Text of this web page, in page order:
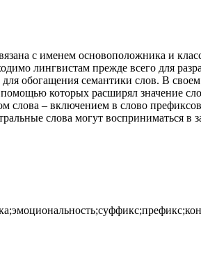
с именем основоположника и
лингвистам прежде всего для
семантики слов. В своем
которых расширял значение
слова – включением в слово
слова могут восприниматься